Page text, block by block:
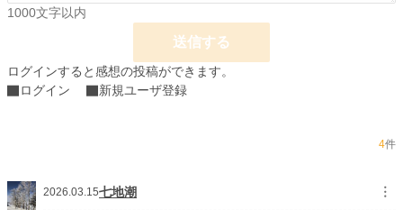
初回完結日時 2026.02.20 10:37
月間ポイント 34,067 pt (1,350 位)
1000文字以内
送信する
ログインすると感想の投稿ができます。
ログイン
新規ユーザ登録
4件
2026.03.15七地潮 ︙